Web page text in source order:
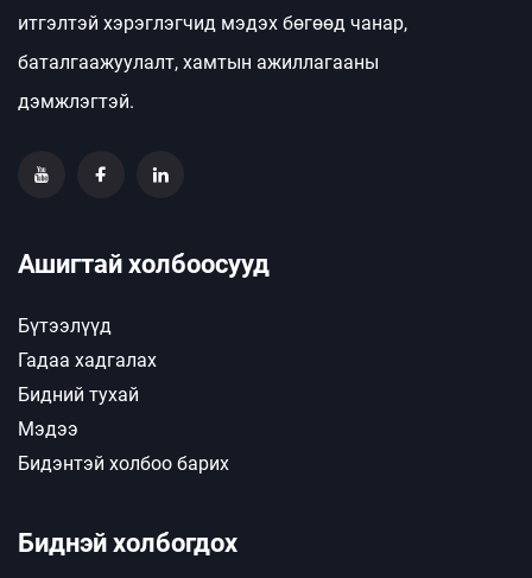
итгэлтэй хэрэглэгчид мэдэх бөгөөд чанар,
баталгаажуулалт, хамтын ажиллагааны
дэмжлэгтэй.
Ашигтай холбоосууд
Бүтээлүүд
Гадаа хадгалах
Бидний тухай
Мэдээ
Бидэнтэй холбоо барих
Биднэй холбогдох